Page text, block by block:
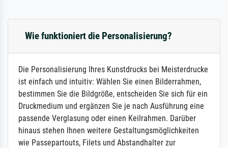
Wie funktioniert die Personalisierung?
Die Personalisierung Ihres Kunstdrucks bei Meisterdrucke
ist einfach und intuitiv: Wählen Sie einen Bilderrahmen,
bestimmen Sie die Bildgröße, entscheiden Sie sich für ein
Druckmedium und ergänzen Sie je nach Ausführung eine
passende Verglasung oder einen Keilrahmen. Darüber
hinaus stehen Ihnen weitere Gestaltungsmöglichkeiten
wie Passepartouts, Filets und Abstandhalter zur